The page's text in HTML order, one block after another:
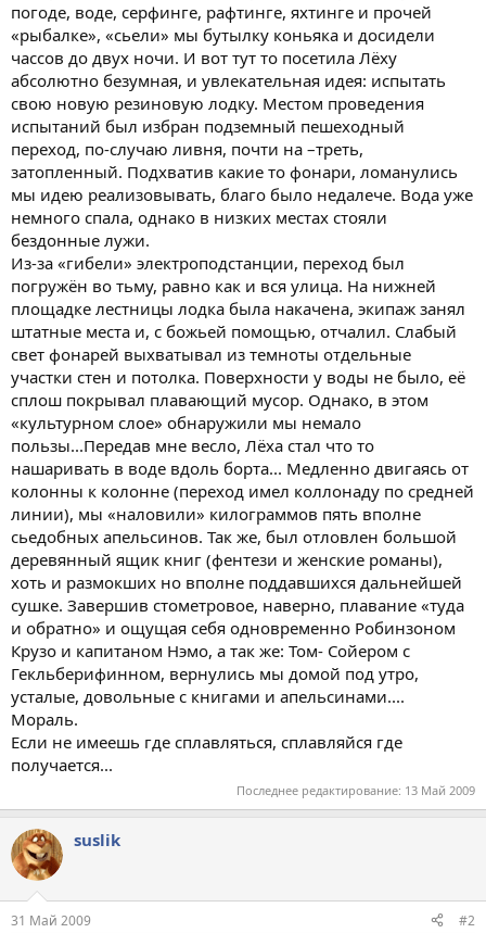
погоде, воде, серфинге, рафтинге, яхтинге и прочей
«рыбалке», «сьели» мы бутылку коньяка и досидели
чассов до двух ночи. И вот тут то посетила Лёху
абсолютно безумная, и увлекательная идея: испытать
свою новую резиновую лодку. Местом проведения
испытаний был избран подземный пешеходный
переход, по-случаю ливня, почти на –треть,
затопленный. Подхватив какие то фонари, ломанулись
мы идею реализовывать, благо было недалече. Вода уже
немного спала, однако в низких местах стояли
бездонные лужи.
Из-за «гибели» электроподстанции, переход был
погружён во тьму, равно как и вся улица. На нижней
площадке лестницы лодка была накачена, экипаж занял
штатные места и, с божьей помощью, отчалил. Слабый
свет фонарей выхватывал из темноты отдельные
участки стен и потолка. Поверхности у воды не было, её
сплош покрывал плавающий мусор. Однако, в этом
«культурном слое» обнаружили мы немало
пользы...Передав мне весло, Лёха стал что то
нашаривать в воде вдоль борта... Медленно двигаясь от
колонны к колонне (переход имел коллонаду по средней
линии), мы «наловили» килограммов пять вполне
сьедобных апельсинов. Так же, был отловлен большой
деревянный ящик книг (фентези и женские романы),
хоть и размокших но вполне поддавшихся дальнейшей
сушке. Завершив стометровое, наверно, плавание «туда
и обратно» и ощущая себя одновременно Робинзоном
Крузо и капитаном Нэмо, а так же: Том- Сойером с
Гекльберифинном, вернулись мы домой под утро,
усталые, довольные с книгами и апельсинами....
Мораль.
Если не имеешь где сплавляться, сплавляйся где
получается...
Последнее редактирование: 13 Май 2009
suslik
31 Май 2009 #2